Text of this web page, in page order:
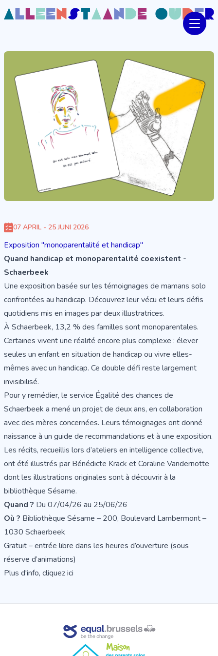
07 APRIL - 25 JUNI 2026
Exposition "monoparentalité et handicap"
Quand handicap et monoparentalité coexistent -
Schaerbeek
Une exposition basée sur les témoignages de mamans solo
confrontées au handicap. Découvrez leur vécu et leurs défis
quotidiens mis en images par deux illustratrices.
À Schaerbeek, 13,2 % des familles sont monoparentales.
Certaines vivent une réalité encore plus complexe : élever
seules un enfant en situation de handicap ou vivre elles-
mêmes avec un handicap. Ce double défi reste largement
invisibilisé.
Pour y remédier, le service Égalité des chances de
Schaerbeek a mené un projet de deux ans, en collaboration
avec des mères concernées. Leurs témoignages ont donné
naissance à un guide de recommandations et à une exposition.
Les récits, recueillis lors d’ateliers en intelligence collective,
ont été illustrés par Bénédicte Krack et Coraline Vandernotte
dont les illustrations originales sont à découvrir à la
bibliothèque Sésame.
Quand ? Du 07/04/26 au 25/06/26
Où ? Bibliothèque Sésame – 200, Boulevard Lambermont –
1030 Schaerbeek
Gratuit – entrée libre dans les heures d’ouverture (sous
réserve d’animations)
Plus d'info, cliquezici